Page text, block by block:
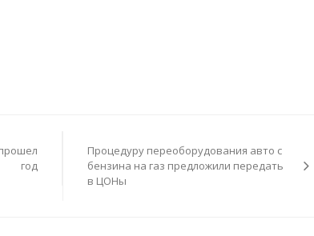
год
Процедуру переоборудования авто с
бензина на газ предложили передать
в ЦОНы